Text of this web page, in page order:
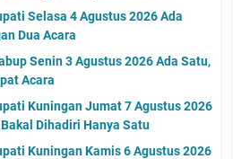
Selasa 4 Agustus 2026 Ada
Dua Acara
Senin 3 Agustus 2026 Ada Satu,
Acara
Kuningan Jumat 7 Agustus 2026
Dihadiri Hanya Satu
Kuningan Kamis 6 Agustus 2026